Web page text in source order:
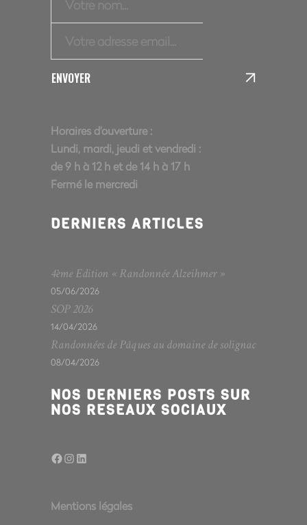
ENVOYER
Horaires d'ouverture :
Lundi, mardi, jeudi et vendredi :
de 9 h à 12 h et de 14 h à 17 h
Fermé le mercredi
DERNIERS ARTICLES
4ème Edition « Randonnée Alzeihmer »
05/06/2026
SOP 2026
14/04/2026
Randonnées de Pâques au domaine de solignac
08/04/2026
NOS DERNIERS POSTS SUR
NOS RESEAUX SOCIAUX
Facebook
Instagram
LinkedIn
Mentions légales